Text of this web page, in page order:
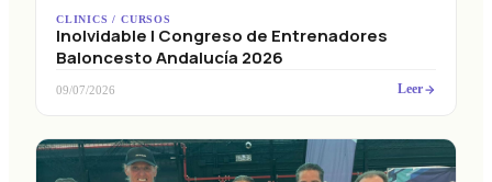
CLINICS / CURSOS
Inolvidable I Congreso de Entrenadores
Baloncesto Andalucía 2026
09/07/2026 Leer